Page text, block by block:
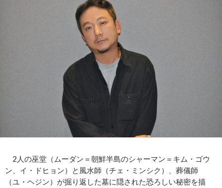
2人の巫堂（ムーダン＝朝鮮半島のシャーマン＝キム・ゴウ
ン、イ・ドヒョン）と風水師（チェ・ミンシク）、葬儀師
（ユ・ヘジン）が掘り返した墓に隠された恐ろしい秘密を描